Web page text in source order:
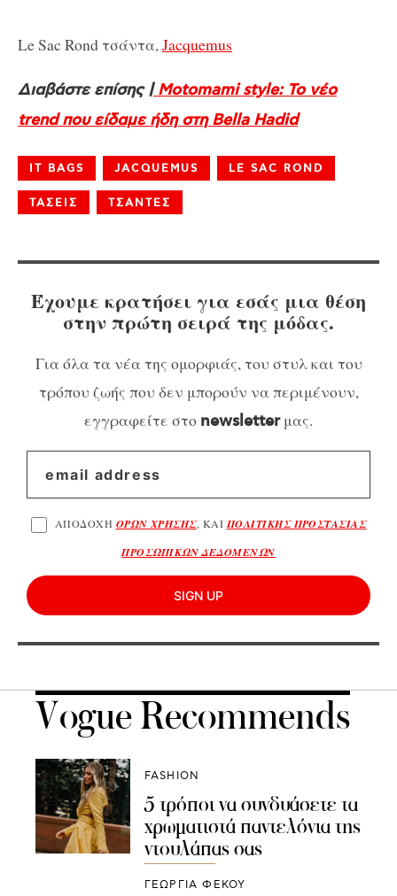
Le Sac Rond τσάντα,Jacquemus
Διαβάστε επίσης |Motomami style: Το νέο
trend που είδαμε ήδη στη Bella Hadid
IT BAGS JACQUEMUS LE SAC ROND
ΤΑΣΕΙΣ ΤΣΑΝΤΕΣ
Έχουμε κρατήσει για εσάς μια θέση
στην πρώτη σειρά της μόδας.
Για όλα τα νέα της ομορφιάς, του στυλ και του
τρόπου ζωής που δεν μπορούν να περιμένουν,
εγγραφείτε στο newsletterμας.
ΑΠΟΔΟΧΗ ΟΡΩΝ ΧΡΗΣΗΣ, ΚΑΙ ΠΟΛΙΤΙΚΗΣ ΠΡΟΣΤΑΣΙΑΣ
ΠΡΟΣΩΠΙΚΩΝ ΔΕΔΟΜΕΝΩΝ
SIGN UP
Vogue Recommends
FASHION
5 τρόποι να συνδυάσετε τα
χρωματιστά παντελόνια της
ντουλάπας σας
ΓΕΩΡΓΙΑ ΦΕΚΟΥ